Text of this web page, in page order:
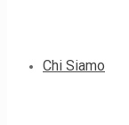
Chi Siamo